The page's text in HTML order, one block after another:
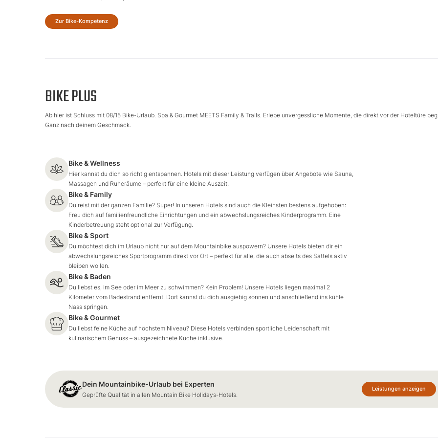
Zur Bike-Kompetenz
BIKE PLUS
Ab hier ist Schluss mit 08/15 Bike-Urlaub. Spa & Gourmet MEETS Family & Trails. Erlebe unvergessliche Momente, die direkt vor der Hoteltüre
Ganz nach deinem Geschmack.
Bike & Wellness
Hier kannst du dich so richtig entspannen. Hotels mit dieser Leistung verfügen über Angebote wie Sauna,
Massagen und Ruheräume – perfekt für eine kleine Auszeit.
Bike & Family
Du reist mit der ganzen Familie? Super! In unseren Hotels sind auch die Kleinsten bestens aufgehoben:
Freu dich auf familienfreundliche Einrichtungen und ein abwechslungsreiches Kinderprogramm. Eine
Kinderbetreuung steht optional zur Verfügung.
Bike & Sport
Du möchtest dich im Urlaub nicht nur auf dem Mountainbike auspowern? Unsere Hotels bieten dir ein
abwechslungsreiches Sportprogramm direkt vor Ort – perfekt für alle, die auch abseits des Sattels aktiv
bleiben wollen.
Bike & Baden
Du liebst es, im See oder im Meer zu schwimmen? Kein Problem! Unsere Hotels liegen maximal 2
Kilometer vom Badestrand entfernt. Dort kannst du dich ausgiebig sonnen und anschließend ins kühle
Nass springen.
Bike & Gourmet
Du liebst feine Küche auf höchstem Niveau? Diese Hotels verbinden sportliche Leidenschaft mit
kulinarischem Genuss – ausgezeichnete Küche inklusive.
Dein Mountainbike-Urlaub bei Experten
Geprüfte Qualität in allen Mountain Bike Holidays-Hotels.
Leistungen anzeigen